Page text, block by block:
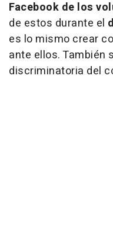
Facebook de los
de estos durante el
es lo mismo crear
ante ellos. También
discriminatoria del